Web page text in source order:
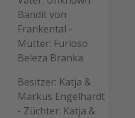
Bandit von
Frankental -
Mutter: Furioso
Beleza Branka
Besitzer: Katja &
Markus Engelhardt
- Züchter: Katja &